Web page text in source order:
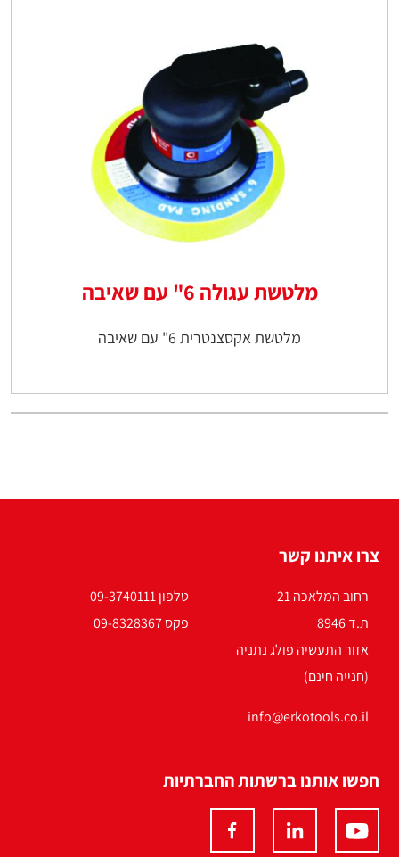
מלטשת עגולה 6" עם שאיבה
מלטשת אקסצנטרית 6" עם שאיבה
צרו איתנו קשר
רחוב המלאכה 21
ת.ד 8946
אזור התעשיה פולג נתניה
(חנייה חינם)
טלפון 09-3740111
פקס 09-8328367
info@erkotools.co.il
חפשו אותנו ברשתות החברתיות